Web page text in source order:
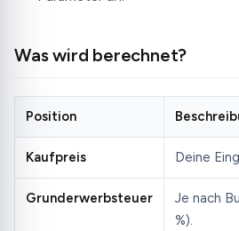
Was wird berechnet?
Position
Kaufpreis Deine
Grunderwerbsteuer
Je nach
%).